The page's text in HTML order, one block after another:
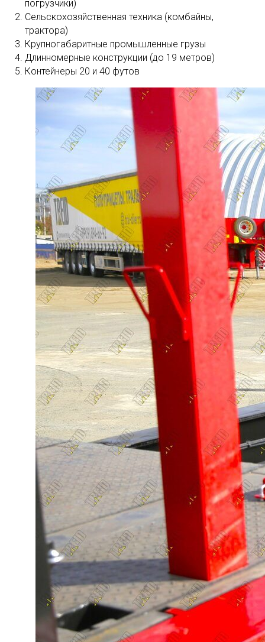
погрузчики)
Сельскохозяйственная техника (комбайны,
трактора)
Крупногабаритные промышленные грузы
Длинномерные конструкции (до 19 метров)
Контейнеры 20 и 40 футов